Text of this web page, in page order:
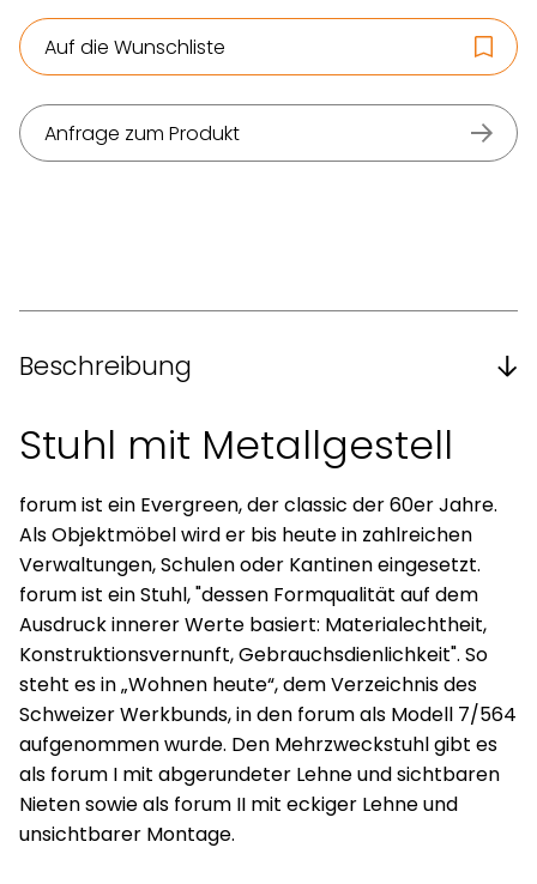
Auf die Wunschliste
Anfrage zum Produkt
Beschreibung
Stuhl mit Metallgestell
forum ist ein Evergreen, der classic der 60er Jahre.
Als Objektmöbel wird er bis heute in zahlreichen
Verwaltungen, Schulen oder Kantinen eingesetzt.
forum ist ein Stuhl, "dessen Formqualität auf dem
Ausdruck innerer Werte basiert: Materialechtheit,
Konstruktionsvernunft, Gebrauchsdienlichkeit". So
steht es in „Wohnen heute“, dem Verzeichnis des
Schweizer Werkbunds, in den forum als Modell 7/564
aufgenommen wurde. Den Mehrzweckstuhl gibt es
als forum I mit abgerundeter Lehne und sichtbaren
Nieten sowie als forum II mit eckiger Lehne und
unsichtbarer Montage.